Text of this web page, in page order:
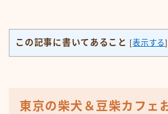
この記事に書いてあること [表示する]
東京の柴犬＆豆柴カフェ